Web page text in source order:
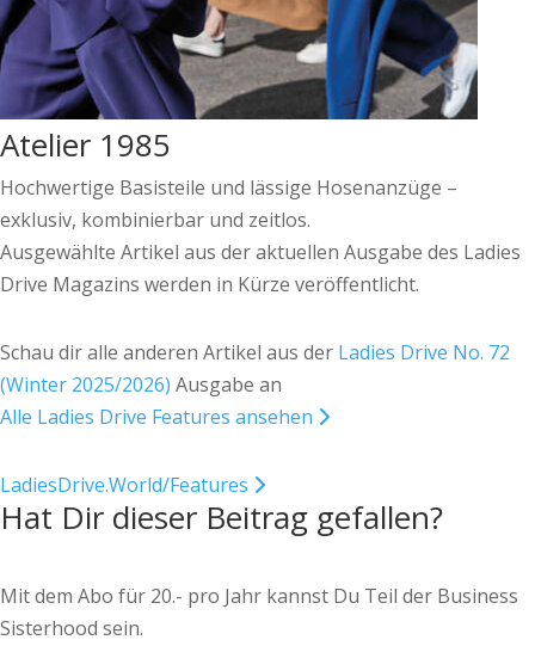
Atelier 1985
Hochwertige Basisteile und lässige Hosenanzüge –
exklusiv, kombinierbar und zeitlos.
Ausgewählte Artikel aus der aktuellen Ausgabe des Ladies
Drive Magazins werden in Kürze veröffentlicht.
Schau dir alle anderen Artikel aus der Ladies Drive No. 72
(Winter 2025/2026) Ausgabe an
Alle Ladies Drive Features ansehen
LadiesDrive.World/Features
Hat Dir dieser Beitrag gefallen?
Mit dem Abo für 20.- pro Jahr kannst Du Teil der Business
Sisterhood sein.